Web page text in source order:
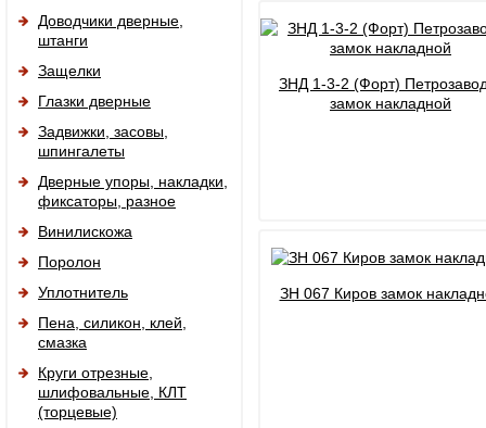
Доводчики дверные,
штанги
Защелки
Глазки дверные
Задвижки, засовы,
шпингалеты
Дверные упоры, накладки,
фиксаторы, разное
Винилискожа
Поролон
Уплотнитель
Пена, силикон, клей,
смазка
Круги отрезные,
шлифовальные, КЛТ
(торцевые)
ЗНД 1-3-2 (Форт)
замок накладной
ЗН 067 Киров замок